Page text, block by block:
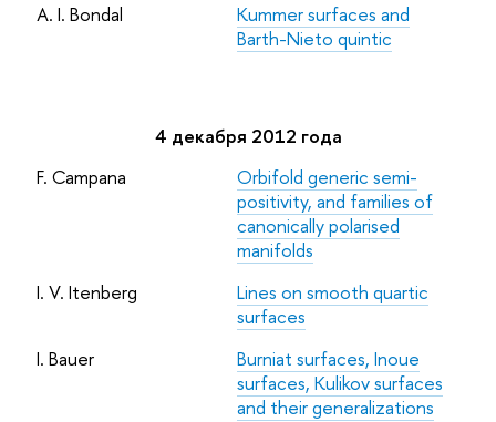
A. I. Bondal
Kummer surfaces and
Barth-Nieto quintic
4 декабря 2012 года
F. Campana
Orbifold generic semi-
positivity, and families of
canonically polarised
manifolds
I. V. Itenberg
Lines on smooth quartic
surfaces
I. Bauer
Burniat surfaces, Inoue
surfaces, Kulikov surfaces
and their generalizations